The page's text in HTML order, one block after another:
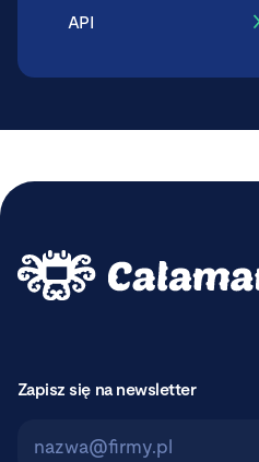
API
Zapisz się na newsletter